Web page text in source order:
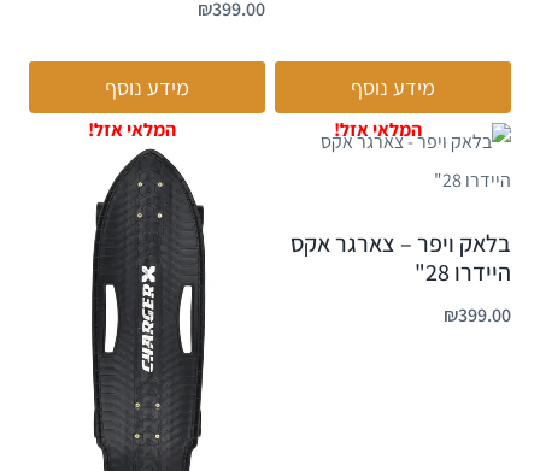
מידע נוסף
₪399.00
מידע נוסף
בלאק ויפר – צארגר אקס
היידרו 28"
₪399.00